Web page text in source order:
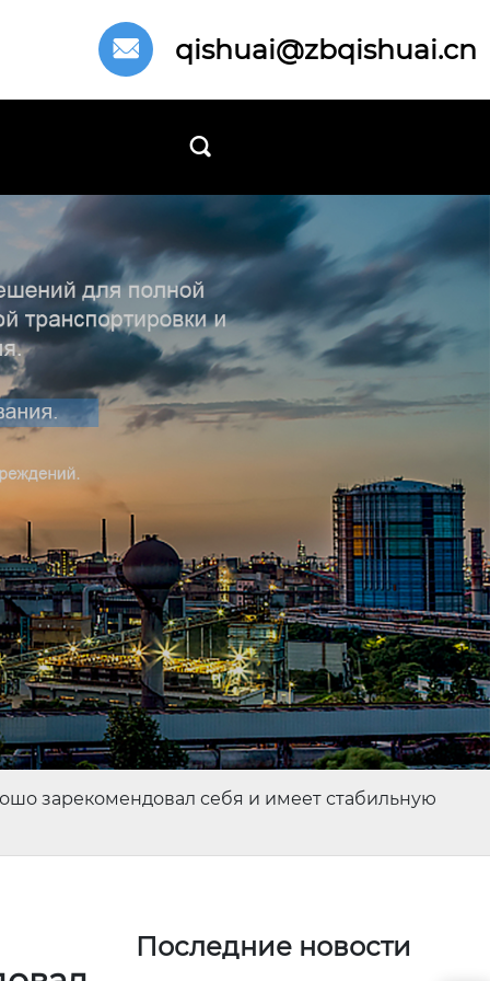
 qishuai@zbqishuai.cn

зарекомендовал себя и имеет стабильную
Последние новости